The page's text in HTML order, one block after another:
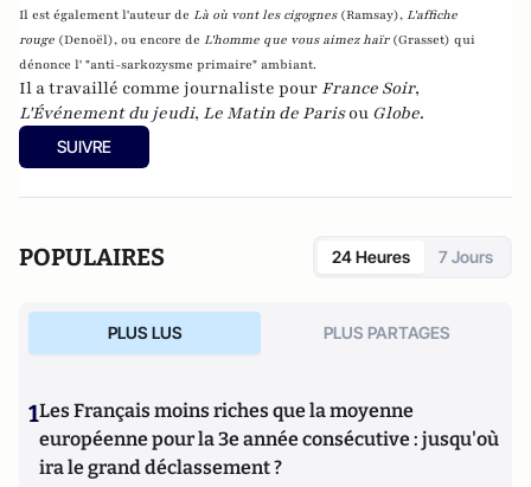
Il est également l'auteur de Là où vont les cigognes (Ramsay), L'affiche
rouge (Denoël), ou encore de L'homme que vous aimez haïr (Grasset) qui
dénonce l' "anti-sarkozysme primaire" ambiant.
Il a travaillé comme journaliste pour France Soir,
L'Événement du jeudi, Le Matin de Parisou Globe.
SUIVRE
POPULAIRES 24 Heures 7 Jours
PLUS LUS PLUS PARTAGES
1Les Français moins riches que la moyenne
européenne pour la 3e année consécutive : jusqu'où
ira le grand déclassement ?